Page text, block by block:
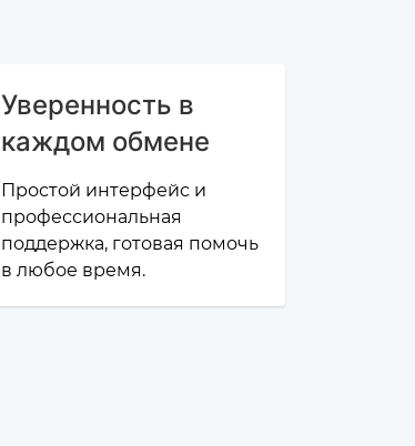
Уверенность в
каждом обмене
Простой интерфейс и
профессиональная
поддержка, готовая помочь
в любое время.